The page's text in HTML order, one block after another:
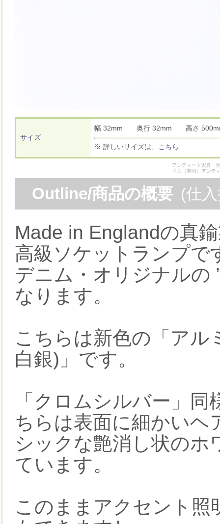
サイズ
幅 32mm 奥行 32mm 高さ
※ 詳しいサイズは、 こちら
アンティーク家具・
リス（英国）アンテ
Outline/商品の概要 (仕
Made in Englandの真
高級ソケットランプで
デニム・オリジナルの
なります。
こちらは新色の「アル
白銀)」です。
「クロムシルバー」
ちらは表面に細かいヘ
シックな艶消し状のホ
ています。
このままアクセント